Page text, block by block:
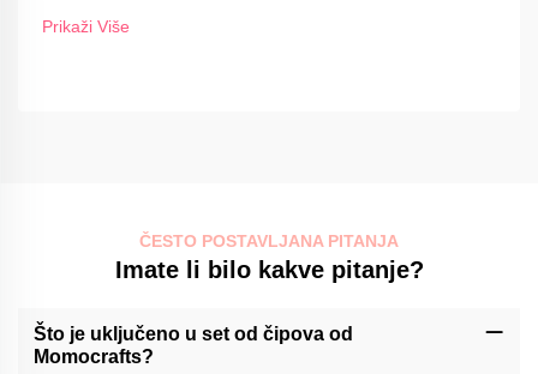
Prikaži Više
ČESTO POSTAVLJANA PITANJA
Imate li bilo kakve pitanje?
Što je uključeno u set od čipova od
Momocrafts?